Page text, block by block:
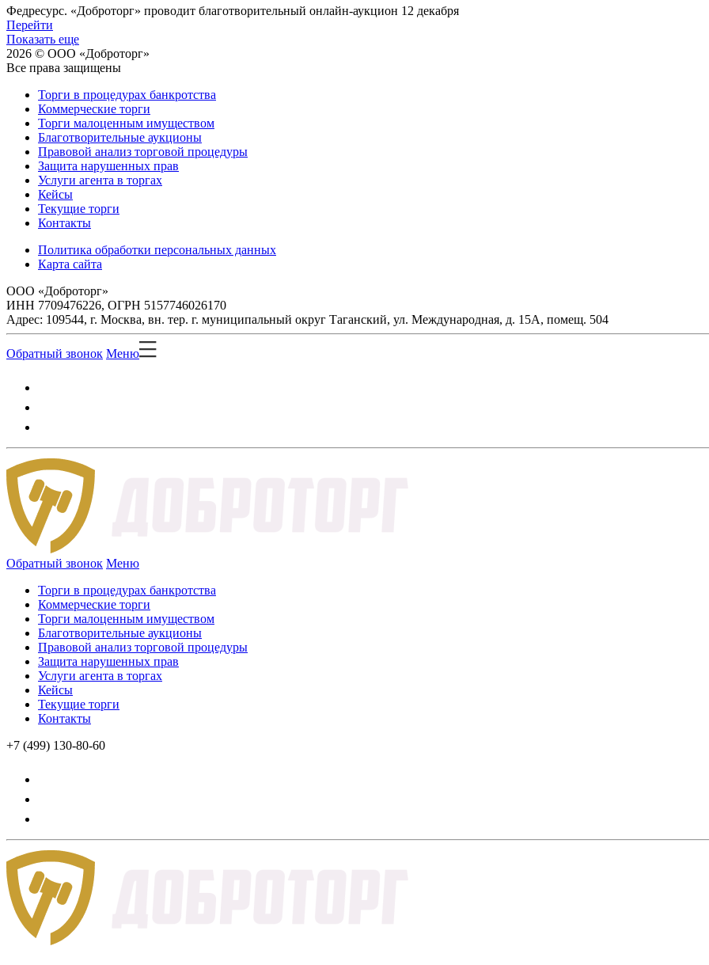
Федресурс. «Доброторг» проводит благотворительный онлайн-аукцион 12 декабря
Перейти
Показать еще
2026 © ООО «Доброторг»
Все права защищены
Торги в процедурах банкротства
Коммерческие торги
Торги малоценным имуществом
Благотворительные аукционы
Правовой анализ торговой процедуры
Защита нарушенных прав
Услуги агента в торгах
Кейсы
Текущие торги
Контакты
Политика обработки персональных данных
Карта сайта
ООО «Доброторг»
ИНН 7709476226, ОГРН 5157746026170
Адрес: 109544, г. Москва, вн. тер. г. муниципальный округ Таганский, ул. Международная, д. 15А, помещ. 504
Обратный звонок Меню
Обратный звонок Меню
Торги в процедурах банкротства
Коммерческие торги
Торги малоценным имуществом
Благотворительные аукционы
Правовой анализ торговой процедуры
Защита нарушенных прав
Услуги агента в торгах
Кейсы
Текущие торги
Контакты
+7 (499) 130-80-60